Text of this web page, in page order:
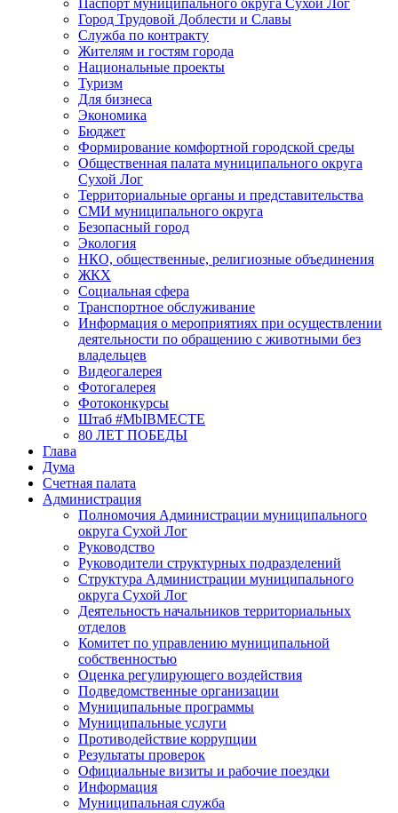
Паспорт муниципального округа Сухой Лог
Город Трудовой Доблести и Славы
Служба по контракту
Жителям и гостям города
Национальные проекты
Туризм
Для бизнеса
Экономика
Бюджет
Формирование комфортной городской среды
Общественная палата муниципального округа
Сухой Лог
Территориальные органы и представительства
СМИ муниципального округа
Безопасный город
Экология
НКО, общественные, религиозные объединения
ЖКХ
Социальная сфера
Транспортное обслуживание
Информация о мероприятиях при осуществлении
деятельности по обращению с животными без
владельцев
Видеогалерея
Фотогалерея
Фотоконкурсы
Штаб #MbIBMECTE
80 ЛЕТ ПОБЕДЫ
Глава
Дума
Счетная палата
Администрация
Полномочия Администрации муниципального
округа Сухой Лог
Руководство
Руководители структурных подразделений
Структура Администрации муниципального
округа Сухой Лог
Деятельность начальников территориальных
отделов
Комитет по управлению муниципальной
собственностью
Оценка регулирующего воздействия
Подведомственные организации
Муниципальные программы
Муниципальные услуги
Противодействие коррупции
Результаты проверок
Официальные визиты и рабочие поездки
Информация
Муниципальная служба